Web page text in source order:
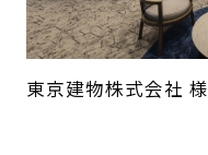
東京建物株式会社 様